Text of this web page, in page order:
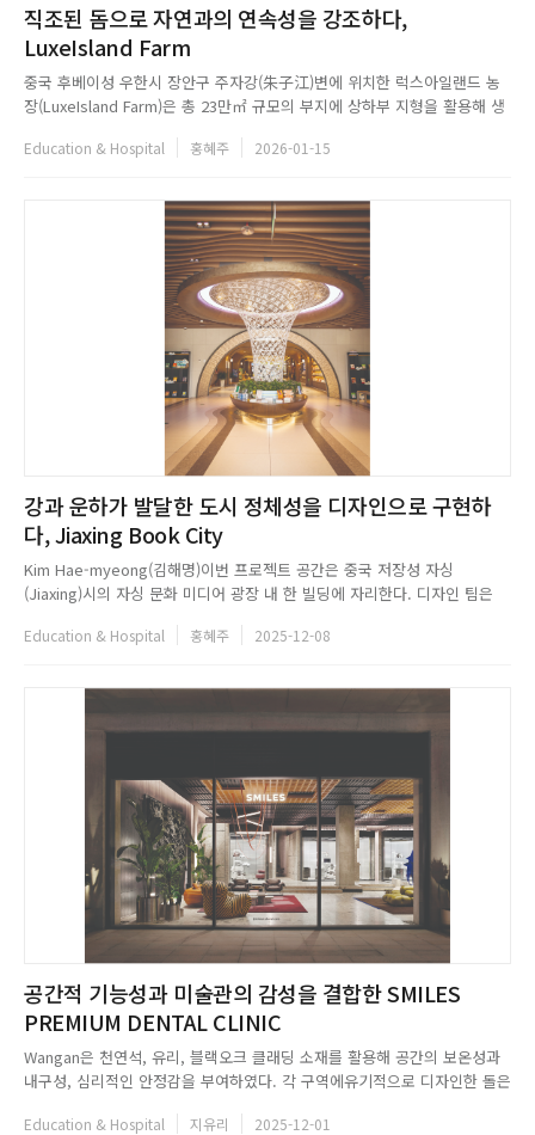
직조된 돔으로 자연과의 연속성을 강조하다,
LuxeIsland Farm
중국 후베이성 우한시 장안구 주자강(朱子江)변에 위치한 럭스아일랜드 농
장(LuxeIsland Farm)은 총 23만㎡ 규모의 부지에 상하부 지형을 활용해 생
었다. 설계를 맡은 Various Associates는 대지 서측의 핵심 영역을 도시적
Education & Hospital 홍혜주 2026-01-15
강과 운하가 발달한 도시 정체성을 디자인으로 구현하
다, Jiaxing Book City
Kim Hae-myeong(김해명)이번 프로젝트 공간은 중국 저장성 자싱
(Jiaxing)시의 자싱 문화 미디어 광장 내 한 빌딩에 자리한다. 디자인 팀은
과 리듬을 건물 파사드부터 실내 공간에 이르기까지 시각적으로 접목했다.
Education & Hospital 홍혜주 2025-12-08
공간적 기능성과 미술관의 감성을 결합한 SMILES
PREMIUM DENTAL CLINIC
Wangan은 천연석, 유리, 블랙오크 클래딩 소재를 활용해 공간의 보온성과
내구성, 심리적인 안정감을 부여하였다. 각 구역에유기적으로 디자인한 돌은
설 갤러리를 배치해 지속가능한 문화 공간을 디자인하였다. 스마일스는 의료
Education & Hospital 지유리 2025-12-01